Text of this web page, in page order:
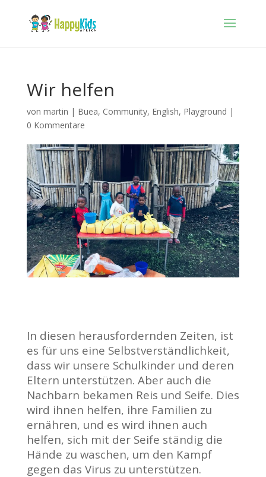
Wir helfen
von martin | Buea, Community, English, Playground |
0 Kommentare
In diesen herausfordernden Zeiten, ist
es für uns eine Selbstverständlichkeit,
dass wir unsere Schulkinder und deren
Eltern unterstützen. Aber auch die
Nachbarn bekamen Reis und Seife. Dies
wird ihnen helfen, ihre Familien zu
ernähren, und es wird ihnen auch
helfen, sich mit der Seife ständig die
Hände zu waschen, um den Kampf
gegen das Virus zu unterstützen.